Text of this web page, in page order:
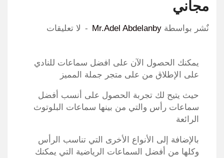
مجاني
نٌشر بواسطة Mr.Adel Abdelanby لا تعليقات
يمكنك الحصول الآن على افضل سماعات للنادي
على الإطلاق من على متجر جملة المميز
حيث يتيح لك تجربة الحصول على أنسب أفضل
سماعات رأس والتي من بينها سماعات البلوتوث
الرائعة
بالإضافة إلى الأنواع الأخرى التي تناسب الرأس
وكلها من أفضل السماعات الرياضية التي يمكنك